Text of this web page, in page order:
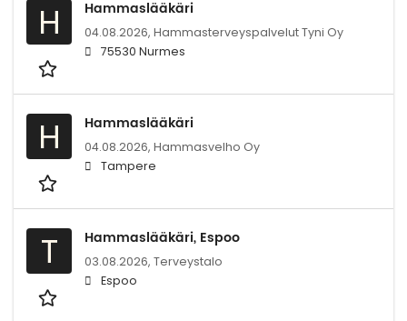
H Hammaslääkäri
04.08.2026, Hammasterveyspalvelut Tyni Oy
75530 Nurmes
H Hammaslääkäri
04.08.2026, Hammasvelho Oy
Tampere
T Hammaslääkäri, Espoo
03.08.2026, Terveystalo
Espoo